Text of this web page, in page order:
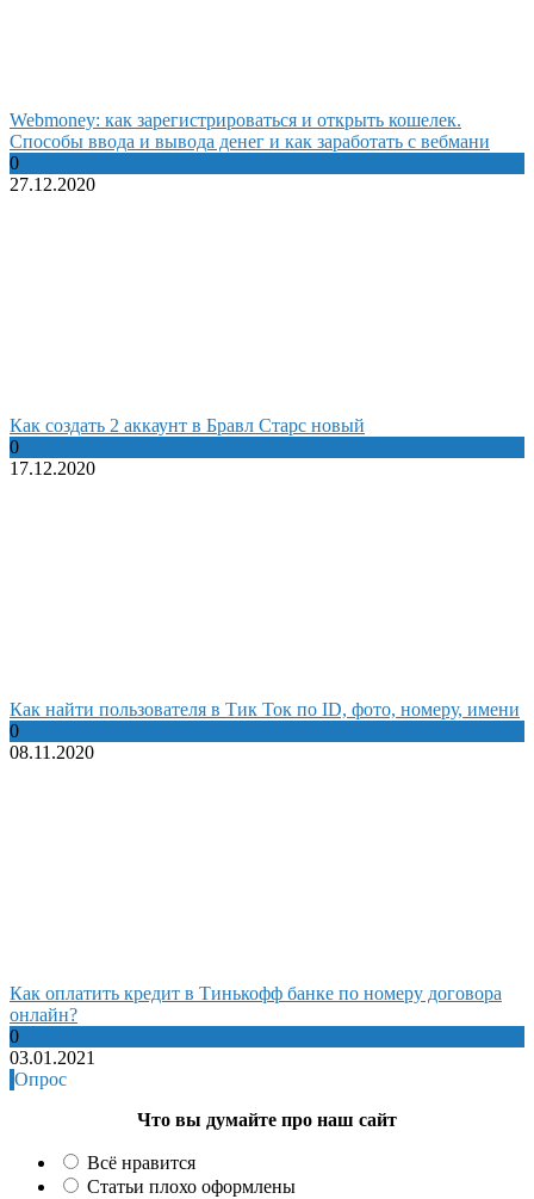
Webmoney: как зарегистрироваться и открыть кошелек.
Способы ввода и вывода денег и как заработать с вебмани
0
27.12.2020
Как создать 2 аккаунт в Бравл Старс новый
0
17.12.2020
Как найти пользователя в Тик Ток по ID, фото, номеру, имени
0
08.11.2020
Как оплатить кредит в Тинькофф банке по номеру договора
онлайн?
0
03.01.2021
Опрос
Что вы думайте про наш сайт
Всё нравится
Статьи плохо оформлены